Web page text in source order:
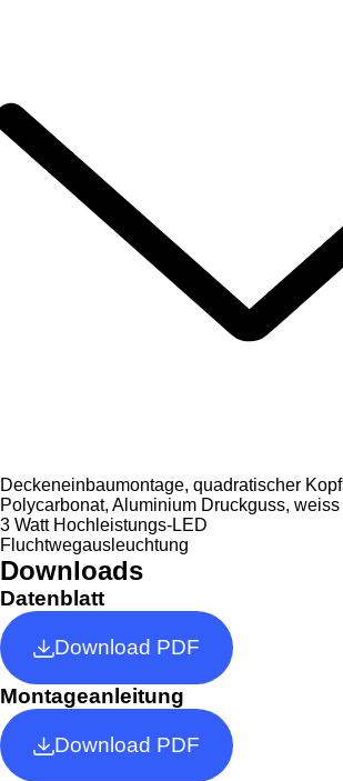
Deckeneinbaumontage, quadratischer Kopf
Polycarbonat, Aluminium Druckguss, weiss
3 Watt Hochleistungs-LED
Fluchtwegausleuchtung
Downloads
Datenblatt
Download PDF
Montageanleitung
Download PDF